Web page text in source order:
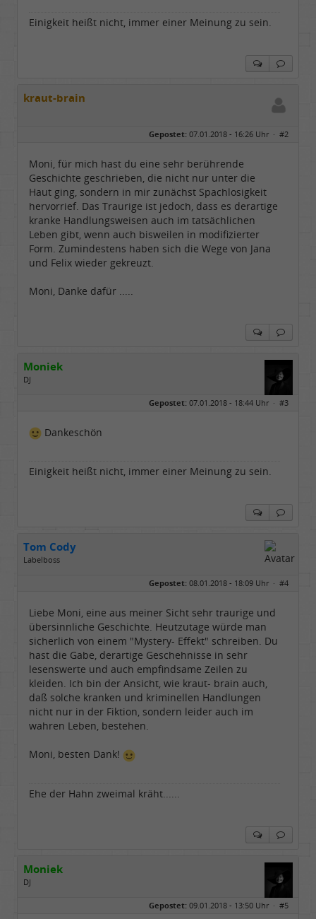
Einigkeit heißt nicht, immer einer Meinung zu sein.
kraut-brain
Gepostet: 07.01.2018 - 16:26 Uhr · #2
Moni, für mich hast du eine sehr berührende
Geschichte geschrieben, die nicht nur unter die
Haut ging, sondern in mir zunächst Spachlosigkeit
hervorrief. Das Traurige ist jedoch, dass es derartige
kranke Handlungsweisen auch im tatsächlichen
Leben gibt, wenn auch bisweilen in modifizierter
Form. Zumindestens haben sich die Wege von Jana
und Felix wieder gekreuzt.
Moni, Danke dafür .....
Moniek
DJ
Beiträge:
Dabei seit:
07 / 2008
Gepostet: 07.01.2018 - 18:44 Uhr · #3
Dankeschön
Einigkeit heißt nicht, immer einer Meinung zu sein.
Tom Cody
Labelboss
Dabei seit:
11 / 2006
Gepostet: 08.01.2018 - 18:09 Uhr · #4
Liebe Moni, eine aus meiner Sicht sehr traurige und
übersinnliche Geschichte. Heutzutage würde man
sicherlich von einem "Mystery- Effekt" schreiben. Du
hast die Gabe, derartige Geschehnisse in sehr
lesenswerte und auch empfindsame Zeilen zu
kleiden. Ich bin der Ansicht, wie kraut- brain auch,
daß solche kranken und kriminellen Handlungen
nicht nur in der Fiktion, sondern leider auch im
wahren Leben, bestehen.
Moni, besten Dank!
Ehe der Hahn zweimal kräht......
Moniek
DJ
Gepostet: 09.01.2018 - 13:50 Uhr · #5